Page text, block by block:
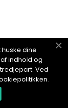
dine
indhold og
Ved